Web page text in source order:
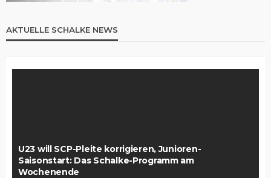
AKTUELLE SCHALKE NEWS
U23 will SCP-Pleite korrigieren, Junioren-
Saisonstart: Das Schalke-Programm am
Wochenende